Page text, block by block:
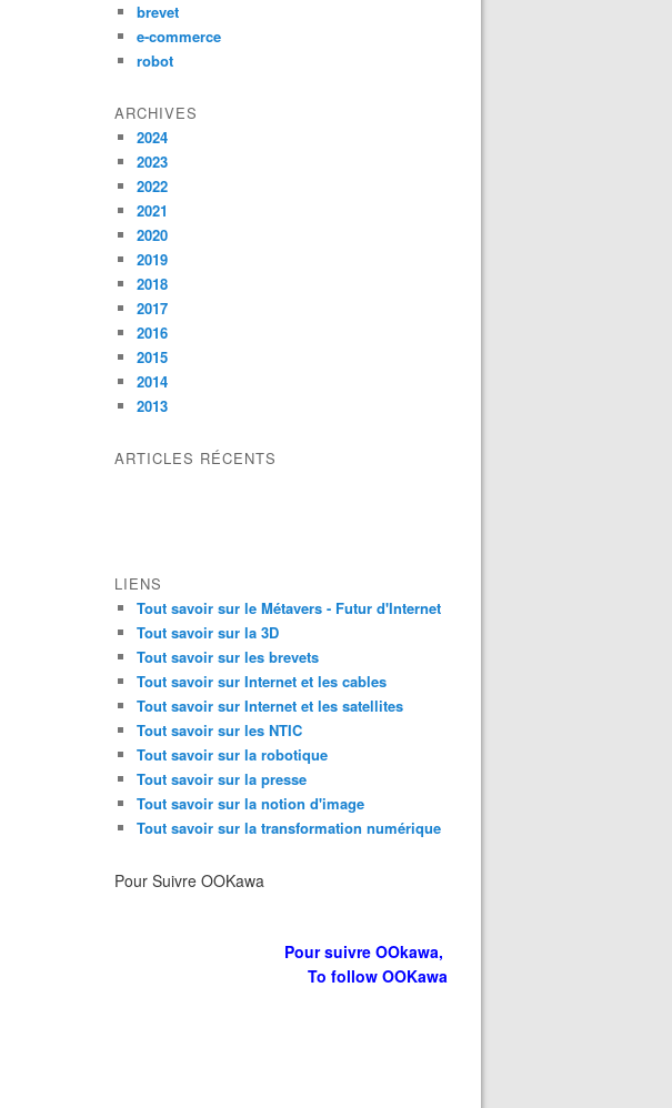
brevet
e-commerce
robot
ARCHIVES
2024
2023
2022
2021
2020
2019
2018
2017
2016
2015
2014
2013
ARTICLES RÉCENTS
LIENS
Tout savoir sur le Métavers - Futur d'Internet
Tout savoir sur la 3D
Tout savoir sur les brevets
Tout savoir sur Internet et les cables
Tout savoir sur Internet et les satellites
Tout savoir sur les NTIC
Tout savoir sur la robotique
Tout savoir sur la presse
Tout savoir sur la notion d'image
Tout savoir sur la transformation numérique
Pour Suivre OOKawa
Pour suivre OOkawa,
To follow OOKawa